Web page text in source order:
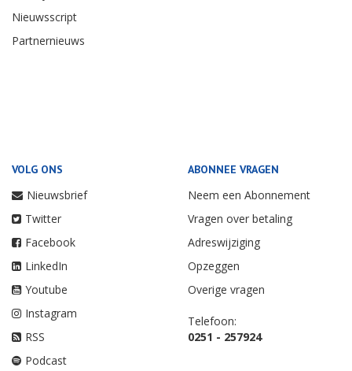
Nieuwsscript
Partnernieuws
VOLG ONS
Nieuwsbrief
Twitter
Facebook
LinkedIn
Youtube
Instagram
RSS
Podcast
ABONNEE VRAGEN
Neem een Abonnement
Vragen over betaling
Adreswijziging
Opzeggen
Overige vragen
Telefoon:
0251 - 257924